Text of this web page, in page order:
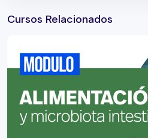
Cursos Relacionados